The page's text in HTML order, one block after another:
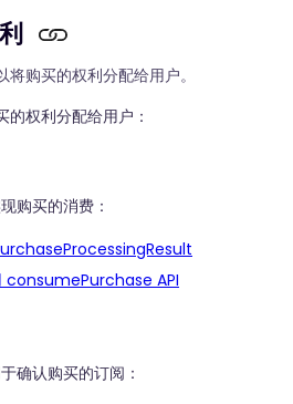
购买的权利分配给用户。
权利分配给用户：
购买的消费：
consumePurchase API
确认购买的订阅：